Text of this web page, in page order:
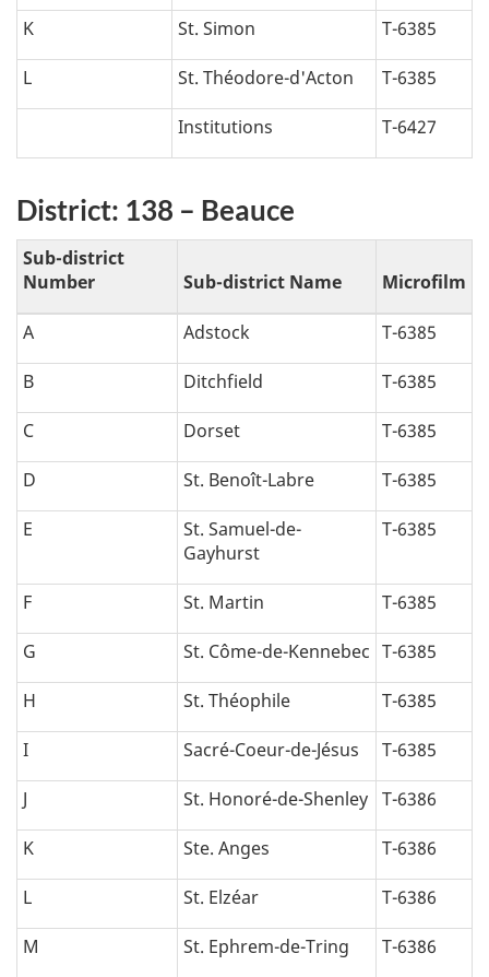
K St. Simon T-6385
L St. Théodore-d'Acton T-6385
Institutions T-6427
District: 138 – Beauce
Sub-district
Number
Sub-district Name Microfilm
A Adstock T-6385
B Ditchfield T-6385
C Dorset T-6385
D St. Benoît-Labre T-6385
E
St. Samuel-de-
Gayhurst
T-6385
F St. Martin T-6385
G St. Côme-de-Kennebec T-6385
H St. Théophile T-6385
I Sacré-Coeur-de-Jésus T-6385
J St. Honoré-de-Shenley T-6386
K Ste. Anges T-6386
L St. Elzéar T-6386
M St. Ephrem-de-Tring T-6386